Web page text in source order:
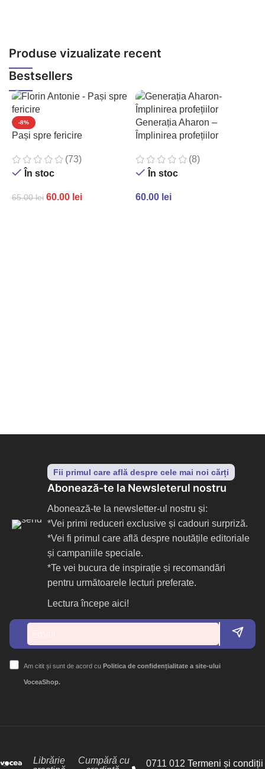
Produse vizualizate recent
Bestsellers
-8%
Pași spre fericire
(73)
În stoc
65.00lei 60.00 lei
Generația Aharon –
Împlinirea profețiilor
(8)
În stoc
60.00 lei
Fii primul care află despre cele mai noi cărți
Abonează-te la Newsleterul nostru
Abonează-te la newsletter-ul nostru și:
*Vei primi reduceri exclusive și cadouri surpriză.
*Vei fi primul care află despre noutățile editoriale
și campaniile speciale.
*Te vei bucura de inspirație și recomandări
pentru următoarele lecturi preferate.
Lectura începe aici!
Am citit și sunt de acord cu Politica de confidențialitate a site-ului
VoceaShop.
Librărie
Cumpără cu
0711 012 Termeni și condiții